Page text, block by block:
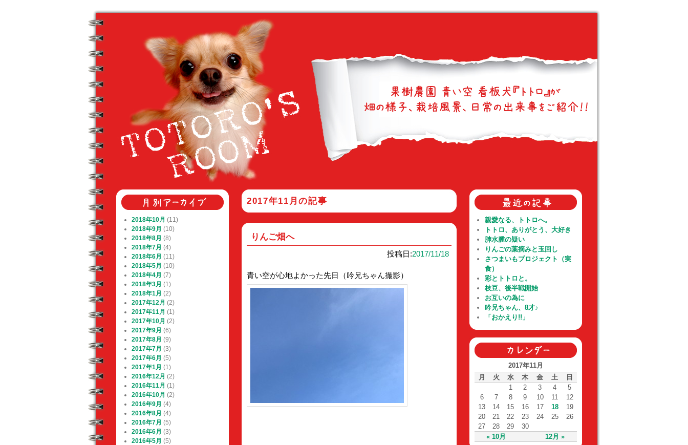
2017年11月の記事
りんご畑へ
投稿日:2017/11/18
青い空が心地よかった先日（吟兄ちゃん撮影）
2018年10月 (11)
2018年9月 (10)
2018年8月 (8)
2018年7月 (4)
2018年6月 (11)
2018年5月 (10)
2018年4月 (7)
2018年3月 (1)
2018年1月 (2)
2017年12月 (2)
2017年11月 (1)
2017年10月 (2)
2017年9月 (6)
2017年8月 (9)
2017年7月 (3)
2017年6月 (5)
2017年1月 (1)
2016年12月 (2)
2016年11月 (1)
2016年10月 (2)
2016年9月 (4)
2016年8月 (4)
2016年7月 (5)
2016年6月 (3)
2016年5月 (5)
親愛なる、トトロへ。
トトロ、ありがとう、大好き
肺水腫の疑い
りんごの葉摘みと玉回し
さつまいもプロジェクト（実
食）
彩とトトロと。
枝豆、後半戦開始
お互いの為に
吟兄ちゃん、8才♪
「おかえり!!」
2017年11月
月
火 水 木 金 土 日
« 10月 12月 »
1 2 3 4
5
6
7 8 9 10 11
12
13
14 15 16 17 18
19
20
21 22 23 24 25
26
27
28 29 30